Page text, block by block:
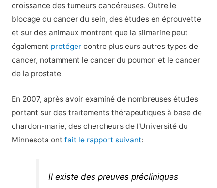
croissance des tumeurs cancéreuses. Outre le
blocage du cancer du sein, des études en éprouvette
et sur des animaux montrent que la silmarine peut
également protégercontre plusieurs autres types de
cancer, notamment le cancer du poumon et le cancer
de la prostate.
En 2007, après avoir examiné de nombreuses études
portant sur des traitements thérapeutiques à base de
chardon-marie, des chercheurs de l’Université du
Minnesota ont fait le rapport suivant:
Il existe des preuves précliniques